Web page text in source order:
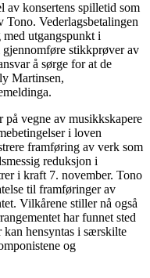
av konsertens spilletid som
Tono. Vederlagsbetalingen
med utgangspunkt i
stikkprøver av
å sørge for at de
Martinsen,
vegne av musikkskapere
i loven
framføring av verk som
reduksjon i
i kraft 7. november. Tono
til framføringer av
Vilkårene stiller nå også
har funnet sted
kan hensyntas i særskilte
og